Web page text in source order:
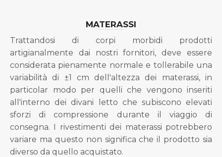
MATERASSI
Trattandosi di corpi morbidi prodotti
artigianalmente dai nostri fornitori, deve essere
considerata pienamente normale e tollerabile una
variabilità di ±1 cm dell'altezza dei materassi, in
particolar modo per quelli che vengono inseriti
all'interno dei divani letto che subiscono elevati
sforzi di compressione durante il viaggio di
consegna. I rivestimenti dei materassi potrebbero
variare ma questo non significa che il prodotto sia
diverso da quello acquistato.